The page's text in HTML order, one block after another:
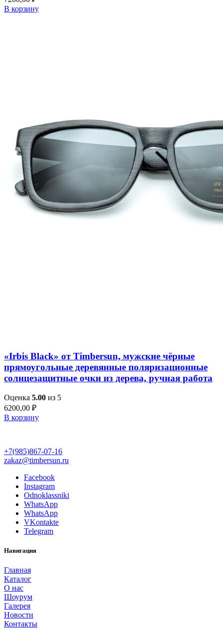
В корзину
«Irbis Black» от Timbersun, мужские чёрные
прямоугольные деревянные поляризационные
солнцезащитные очки из дерева, ручная работа
Оценка 5.00 из 5
6200,00 ₽
В корзину
+7(985)867-07-16
zakaz@timbersun.ru
Facebook
Instagram
Odnoklassniki
WhatsApp
WhatsApp
VKontakte
Telegram
Навигация
Главная
Каталог
О нас
Шоурум
Галерея
Новости
Контакты